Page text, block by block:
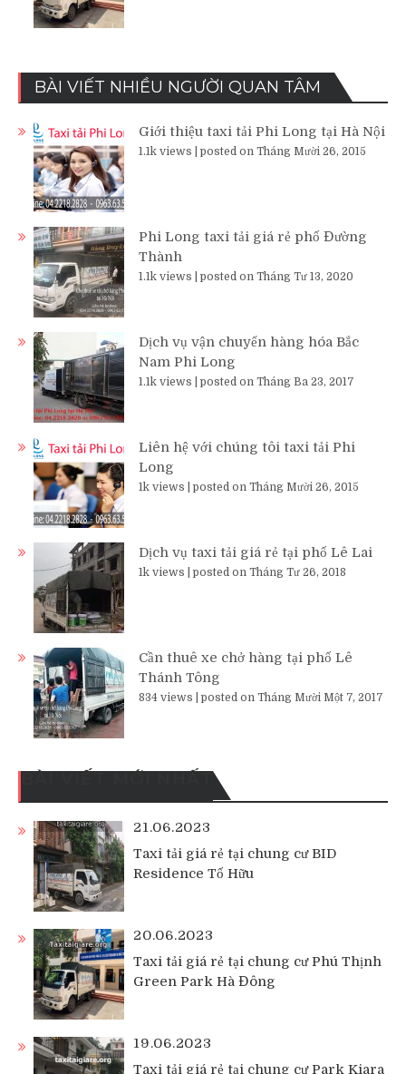
BÀI VIẾT NHIỀU NGƯỜI QUAN TÂM
Giới thiệu taxi tải Phi Long tại Hà Nội
1.1k views posted on Tháng Mười 26, 2015
Phi Long taxi tải giá rẻ phố Đường
Thành
1.1k views posted on Tháng Tư 13, 2020
Dịch vụ vận chuyển hàng hóa Bắc
Nam Phi Long
1.1k views posted on Tháng Ba 23, 2017
Liên hệ với chúng tôi taxi tải Phi
Long
1k views posted on Tháng Mười 26, 2015
Dịch vụ taxi tải giá rẻ tại phố Lê Lai
1k views posted on Tháng Tư 26, 2018
Cần thuê xe chở hàng tại phố Lê
Thánh Tông
834 views posted on Tháng Mười Một 7, 2017
BÀI VIẾT MỚI NHẤT
21.06.2023
Taxi tải giá rẻ tại chung cư BID
Residence Tố Hữu
20.06.2023
Taxi tải giá rẻ tại chung cư Phú Thịnh
Green Park Hà Đông
19.06.2023
Taxi tải giá rẻ tại chung cư Park Kiara